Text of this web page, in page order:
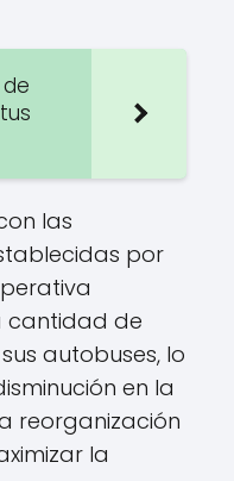
las
por
cantidad de
autobuses, lo
en la
reorganización
la